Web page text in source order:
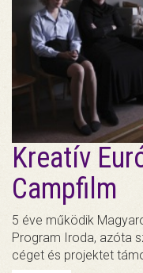
Kreatív
Campfilm
5 éve működik
Program Iroda, azóta
céget és projektet